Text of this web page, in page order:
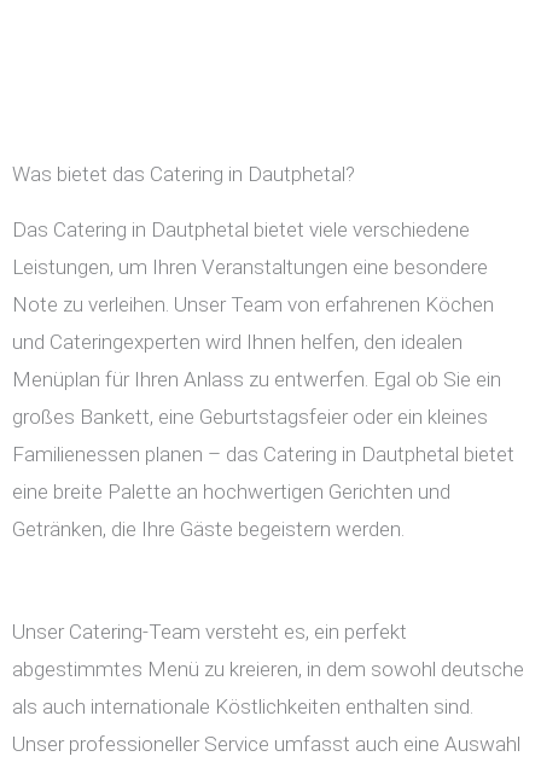
Was bietet das Catering in Dautphetal?
Das Catering in Dautphetal bietet viele verschiedene
Leistungen, um Ihren Veranstaltungen eine besondere
Note zu verleihen. Unser Team von erfahrenen Köchen
und Cateringexperten wird Ihnen helfen, den idealen
Menüplan für Ihren Anlass zu entwerfen. Egal ob Sie ein
großes Bankett, eine Geburtstagsfeier oder ein kleines
Familienessen planen – das Catering in Dautphetal bietet
eine breite Palette an hochwertigen Gerichten und
Getränken, die Ihre Gäste begeistern werden.
Unser Catering-Team versteht es, ein perfekt
abgestimmtes Menü zu kreieren, in dem sowohl deutsche
als auch internationale Köstlichkeiten enthalten sind.
Unser professioneller Service umfasst auch eine Auswahl